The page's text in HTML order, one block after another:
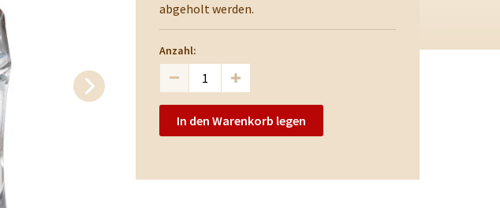
abgeholt werden.
Anzahl:
In den Warenkorb legen